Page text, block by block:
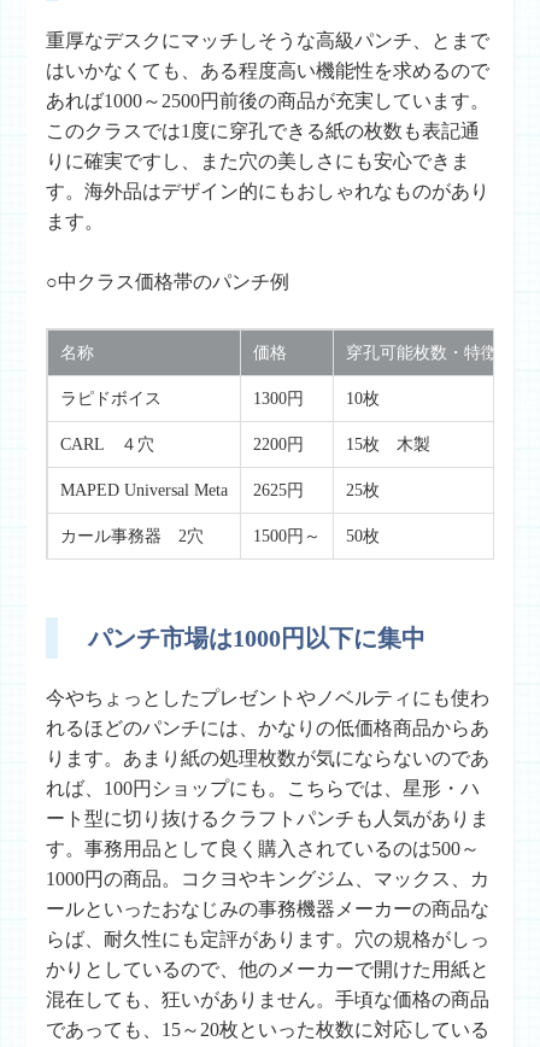
重厚なデスクにマッチしそうな高級パンチ、とまで
はいかなくても、ある程度高い機能性を求めるので
あれば1000～2500円前後の商品が充実しています。
このクラスでは1度に穿孔できる紙の枚数も表記通
りに確実ですし、また穴の美しさにも安心できま
す。海外品はデザイン的にもおしゃれなものがあり
ます。
○中クラス価格帯のパンチ例
名称 価格 穿孔可能枚数・特徴など
ラピドボイス 1300円 10枚
CARL ４穴 2200円 15枚 木製
MAPED Universal Meta 2625円 25枚
カール事務器 2穴 1500円～ 50枚
パンチ市場は1000円以下に集中
今やちょっとしたプレゼントやノベルティにも使わ
れるほどのパンチには、かなりの低価格商品からあ
ります。あまり紙の処理枚数が気にならないのであ
れば、100円ショップにも。こちらでは、星形・ハ
ート型に切り抜けるクラフトパンチも人気がありま
す。事務用品として良く購入されているのは500～
1000円の商品。コクヨやキングジム、マックス、カ
ールといったおなじみの事務機器メーカーの商品な
らば、耐久性にも定評があります。穴の規格がしっ
かりとしているので、他のメーカーで開けた用紙と
混在しても、狂いがありません。手頃な価格の商品
であっても、15～20枚といった枚数に対応している